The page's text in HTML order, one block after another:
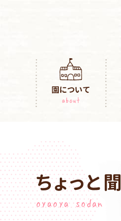
ちょっと
oyaoya sodan